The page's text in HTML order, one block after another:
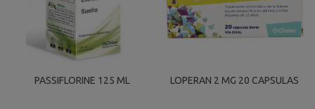
PASSIFLORINE 125 ML LOPERAN 2 MG 20 CAPSULAS